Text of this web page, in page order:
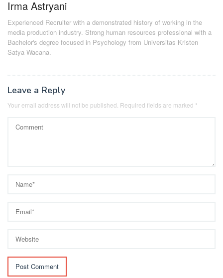
Irma Astryani
Experienced Recruiter with a demonstrated history of working in the
media production industry. Strong human resources professional with a
Bachelor's degree focused in Psychology from Universitas Kristen
Satya Wacana.
Leave a Reply
Your email address will not be published. Required fields are marked *